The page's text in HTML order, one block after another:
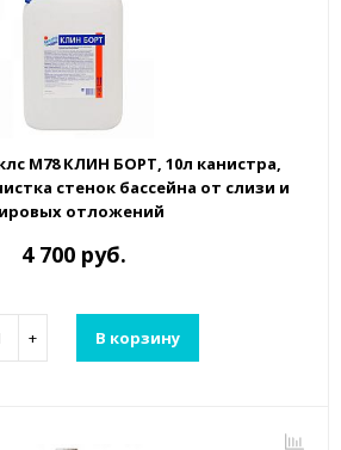
М78 КЛИН БОРТ, 10л канистра,
стенок бассейна от слизи и
отложений
4 700 руб.
+ В корзину